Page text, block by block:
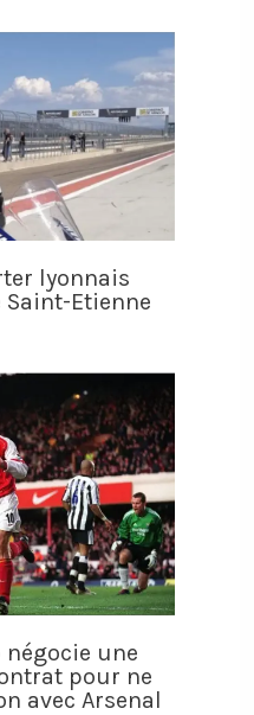
lyonnais
Etienne
négocie une
pour ne
avec Arsenal